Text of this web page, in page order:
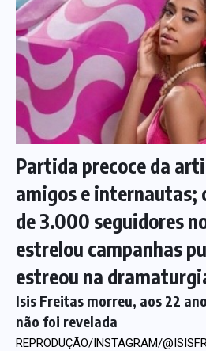
Partida precoce da
amigos e internautas;
de 3.000 seguidores
estrelou campanhas
estreou na
Isis Freitas morreu, aos 22
não foi revelada
REPRODUÇÃO/INSTAGRAM/